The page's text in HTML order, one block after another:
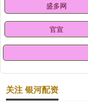
盛多网
官宣
关注 银河配资